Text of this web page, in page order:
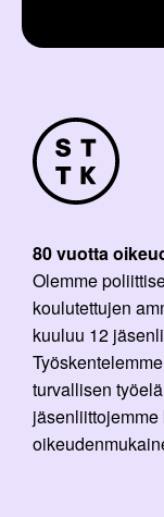
80 vuotta
Olemme
koulutettujen
kuuluu 12
turvallisen